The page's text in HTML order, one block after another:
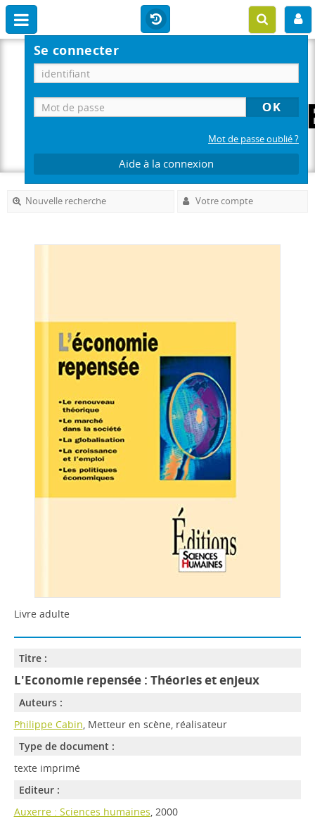
Se connecter
Mot de passe oublié ?
Aide à la connexion
Nouvelle recherche Votre compte
Livre adulte
Titre :
L'Economie repensée : Théories et enjeux
Auteurs :
Philippe Cabin, Metteur en scène, réalisateur
Type de document :
texte imprimé
Editeur :
Auxerre : Sciences humaines, 2000